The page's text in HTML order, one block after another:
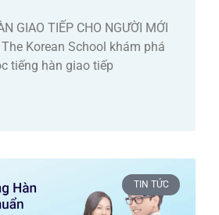
GIAO TIẾP CHO NGƯỜI MỚI
Korean School khám phá
tiếng hàn giao tiếp
TIN TỨC